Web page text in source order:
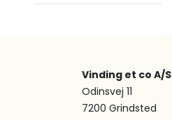
Vinding et co A/S
Odinsvej 11
7200 Grindsted